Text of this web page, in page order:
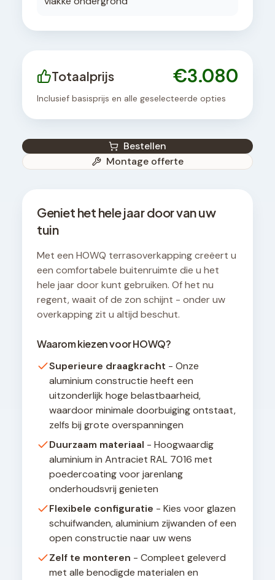
Totaalprijs €3.080
Inclusief basisprijs en alle geselecteerde opties
Bestellen
Montage offerte
Geniet het hele jaar door van uw
tuin
Met een HOWQ terrasoverkapping creëert u
een comfortabele buitenruimte die u het
hele jaar door kunt gebruiken. Of het nu
regent, waait of de zon schijnt - onder uw
overkapping zit u altijd beschut.
Waarom kiezen voor HOWQ?
Superieure draagkracht - Onze
aluminium constructie heeft een
uitzonderlijk hoge belastbaarheid,
waardoor minimale doorbuiging ontstaat,
zelfs bij grote overspanningen
Duurzaam materiaal - Hoogwaardig
aluminium in Antraciet RAL 7016 met
poedercoating voor jarenlang
onderhoudsvrij genieten
Flexibele configuratie - Kies voor glazen
schuifwanden, aluminium zijwanden of een
open constructie naar uw wens
Zelf te monteren - Compleet geleverd
met alle benodigde materialen en